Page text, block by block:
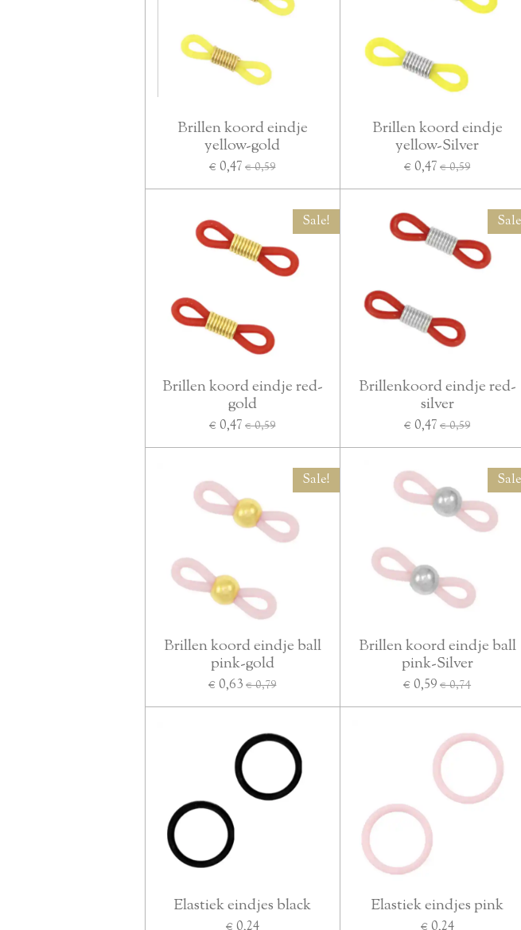
Brillen koord eindje
yellow-gold
€ 0,47 € 0,59
Brillen koord eindje
yellow-Silver
€ 0,47 € 0,59
Sale!
Brillen koord eindje red-
gold
€ 0,47 € 0,59
Brillenkoord eindje red-
silver
€ 0,47 € 0,59
Sale!
Brillen koord eindje ball
pink-gold
€ 0,63 € 0,79
Brillen koord eindje ball
pink-Silver
€ 0,59 € 0,74
Elastiek eindjes black Elastiek eindjes pink